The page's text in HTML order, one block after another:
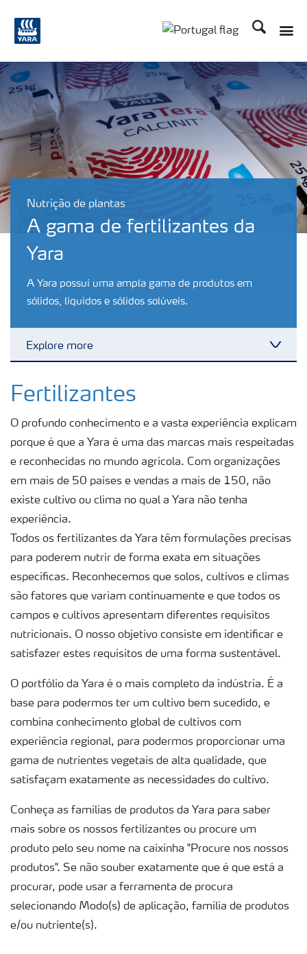
Procurar
Nutrição de plantas
A gama de fertilizantes da
Yara
A Yara possui uma ampla gama de produtos em
sólidos, líquidos e sólidos solúveis.
Explore more
Produtos
Ferramentas
Culturas
Distribuidores
Fertilizantes
O profundo conhecimento e a vasta experiência explicam
porque é que a Yara é uma das marcas mais respeitadas
e reconhecidas no mundo agrícola. Com organizações
em mais de 50 países e vendas a mais de 150, não
existe cultivo ou clima no qual a Yara não tenha
experiência.
Todos os fertilizantes da Yara têm formulações precisas
para poderem nutrir de forma exata em situações
específicas. Reconhecemos que solos, cultivos e climas
são fatores que variam continuamente e que todos os
campos e cultivos apresentam diferentes requisitos
nutricionais. O nosso objetivo consiste em identificar e
satisfazer estes requisitos de uma forma sustentável.
O portfólio da Yara é o mais completo da indústria. É a
base para podermos ter um cultivo bem sucedido, e
combina conhecimento global de cultivos com
experiência regional, para podermos proporcionar uma
gama de nutrientes vegetais de alta qualidade, que
satisfaçam exatamente as necessidades do cultivo.
Conheça as famílias de produtos da Yara para saber
mais sobre os nossos fertilizantes ou procure um
produto pelo seu nome na caixinha "Procure nos nossos
produtos". Se não souber exatamente que é que está a
procurar, pode usar a ferramenta de procura
selecionando Modo(s) de aplicação, família de produtos
e/ou nutriente(s).